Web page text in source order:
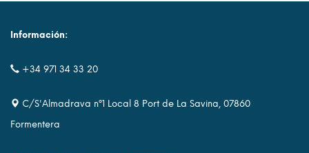
Información:
+34 971 34 33 20
C/S'Almadrava nº1 Local 8 Port de La Savina, 07860
Formentera